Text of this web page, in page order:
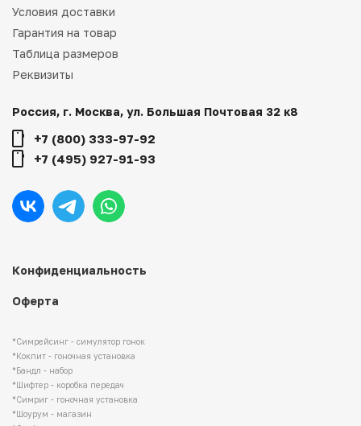
*Симрейсинг - симулятор гонок
*Кокпит - гоночная установка
*Бандл - набор
*Шифтер - коробка передач
*Симриг - гоночная установка
*Шоурум - магазин
Конфиденциальность
Оферта
Условия доставки
Гарантия на товар
Таблица размеров
Реквизиты
Россия, г. Москва, ул. Большая Почтовая 32 к8
+7 (800) 333-97-92
+7 (495) 927-91-93